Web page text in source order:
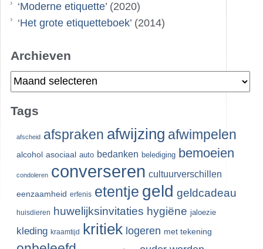
‘Moderne etiquette’ (2020)
‘Het grote etiquetteboek’ (2014)
Archieven
Archieven
Tags
afscheid afspraken afwijzing afwimpelen
alcohol asociaal auto bedanken belediging bemoeien
condoleren converseren cultuurverschillen
eenzaamheid erfenis etentje geld geldcadeau
huisdieren huwelijksinvitaties hygiëne jaloezie
kleding kraamtijd kritiek logeren met tekening